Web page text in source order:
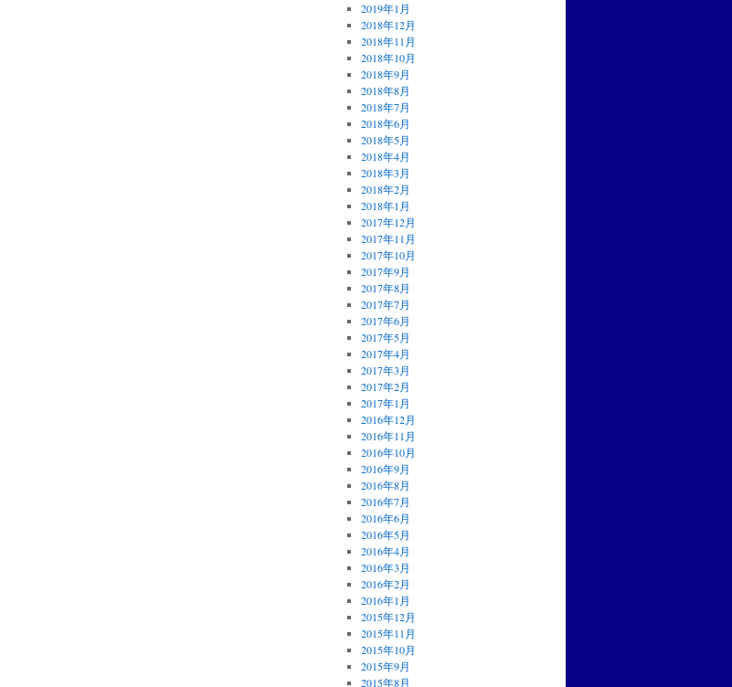
2019年1月
2018年12月
2018年11月
2018年10月
2018年9月
2018年8月
2018年7月
2018年6月
2018年5月
2018年4月
2018年3月
2018年2月
2018年1月
2017年12月
2017年11月
2017年10月
2017年9月
2017年8月
2017年7月
2017年6月
2017年5月
2017年4月
2017年3月
2017年2月
2017年1月
2016年12月
2016年11月
2016年10月
2016年9月
2016年8月
2016年7月
2016年6月
2016年5月
2016年4月
2016年3月
2016年2月
2016年1月
2015年12月
2015年11月
2015年10月
2015年9月
2015年8月